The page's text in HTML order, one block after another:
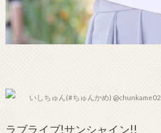
いしちゅん(#ちゅんかめ) @chunkame02
ラブライブ!サンシャイン!!